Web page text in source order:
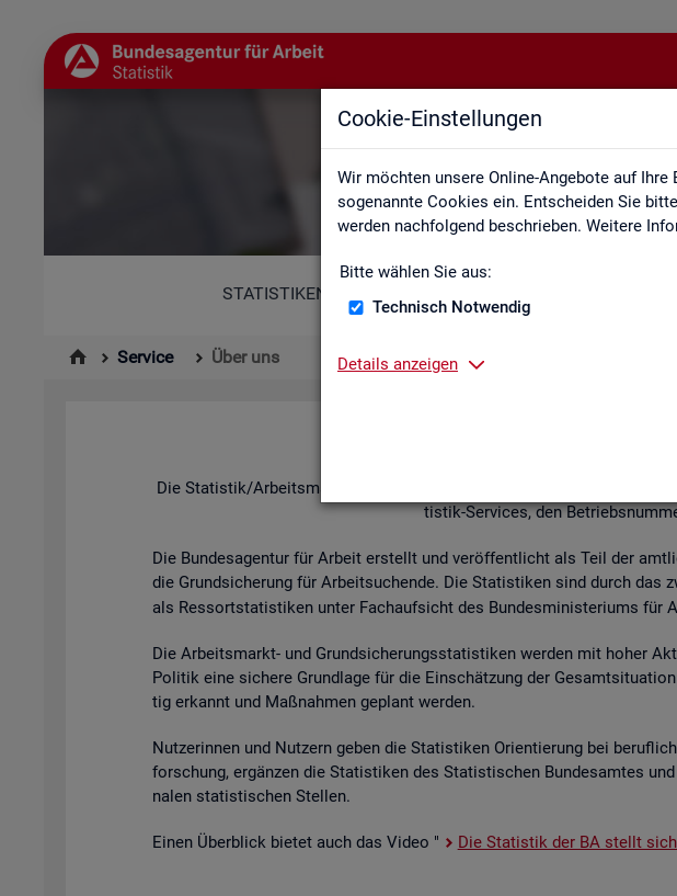
Cookie-Einstellungen
Wir möchten unsere Online-Angebote auf
sogenannte Cookies ein. Entscheiden Sie
werden nachfolgend beschrieben. Weitere
Bitte wählen Sie aus:
Technisch Notwendig
Details anzeigen
STATISTIKEN
Service Über uns
Die Sta­tis­tik/Ar­beits­markt­be­richt­erstat­tung der Bun­des­agen­tur für
tis­tik-Ser­vices, den
Die Bun­des­agen­tur für Ar­beit er­stellt und ver­öf­fent­licht als Teil der
die Grund­si­che­rung für Ar­beit­su­chen­de. Die Sta­tis­ti­ken sind durch das
als Res­sort­sta­tis­ti­ken unter Fach­auf­sicht des Bun­des­mi­nis­te­ri­ums für
Die Ar­beits­markt- und Grund­si­che­rungs­sta­tis­ti­ken wer­den mit hoher
Po­li­tik eine si­che­re Grund­la­ge für die Ein­schät­zung der
tig er­kannt und Maß­nah­men ge­plant wer­den.
Nut­ze­rin­nen und Nut­zern geben die Sta­tis­ti­ken Ori­en­tie­rung bei
for­schung, er­gän­zen die Sta­tis­ti­ken des Sta­tis­ti­schen Bun­des­am­tes
na­len sta­tis­ti­schen Stel­len.
Einen Über­blick bie­tet auch das Video " Die Sta­tis­tik der BA stellt